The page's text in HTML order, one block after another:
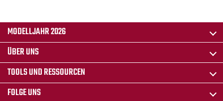
MODELLJAHR 2026
ÜBER UNS
TOOLS UND RESSOURCEN
FOLGE UNS